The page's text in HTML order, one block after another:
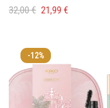
32,00€ 21,99 €
-12%
politiką.
Daugiau informacijos
rinkodaros